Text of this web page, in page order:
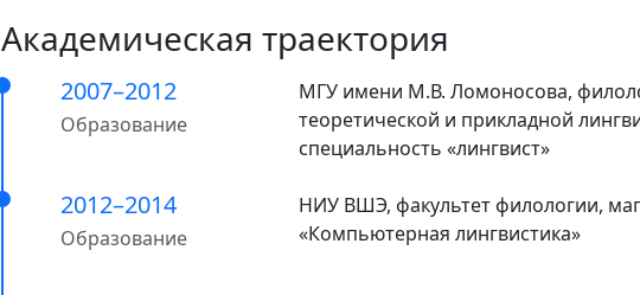
Академическая траектория
2007–2012
Образование
МГУ имени М.В. Ломоносова,
теоретической и прикладной
специальность «лингвист»
2012–2014
Образование
НИУ ВШЭ, факультет филологии,
«Компьютерная лингвистика»